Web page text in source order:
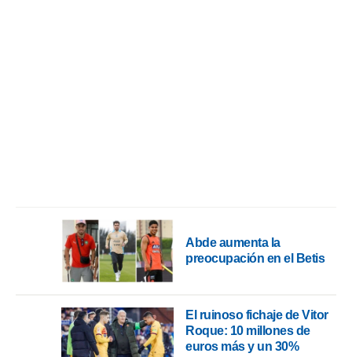
Abde aumenta la
preocupación en el Betis
El ruinoso fichaje de Vitor
Roque: 10 millones de
euros más y un 30%